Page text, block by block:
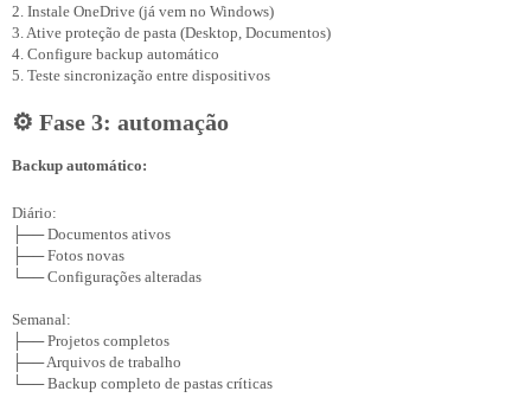
2. Instale OneDrive (já vem no Windows)
3. Ative proteção de pasta (Desktop, Documentos)
4. Configure backup automático
⚙️ Fase 3: automação
Backup automático:
Diário:
├── Documentos ativos
├── Fotos novas
└── Configurações alteradas
Semanal:
├── Projetos completos
├── Arquivos de trabalho
└── Backup completo de pastas críticas